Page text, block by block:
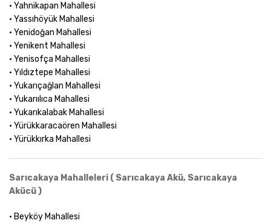
• Yahnikapan Mahallesi
• Yassıhöyük Mahallesi
• Yenidoğan Mahallesi
• Yenikent Mahallesi
• Yenisofça Mahallesi
• Yıldıztepe Mahallesi
• Yukarıçağlan Mahallesi
• Yukarıılıca Mahallesi
• Yukarıkalabak Mahallesi
• Yürükkaracaören Mahallesi
• Yürükkırka Mahallesi
Sarıcakaya Mahalleleri ( Sarıcakaya Akü, Sarıcakaya
Akücü )
• Beyköy Mahallesi